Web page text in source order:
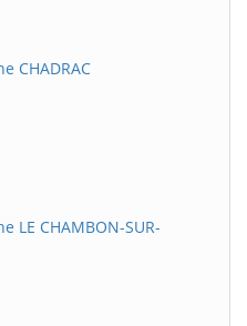
CHADRAC
LE CHAMBON-SUR-